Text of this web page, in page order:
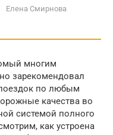
Елена Смирнова
многим
зарекомендовал
по любым
качества во
системой полного
как устроена